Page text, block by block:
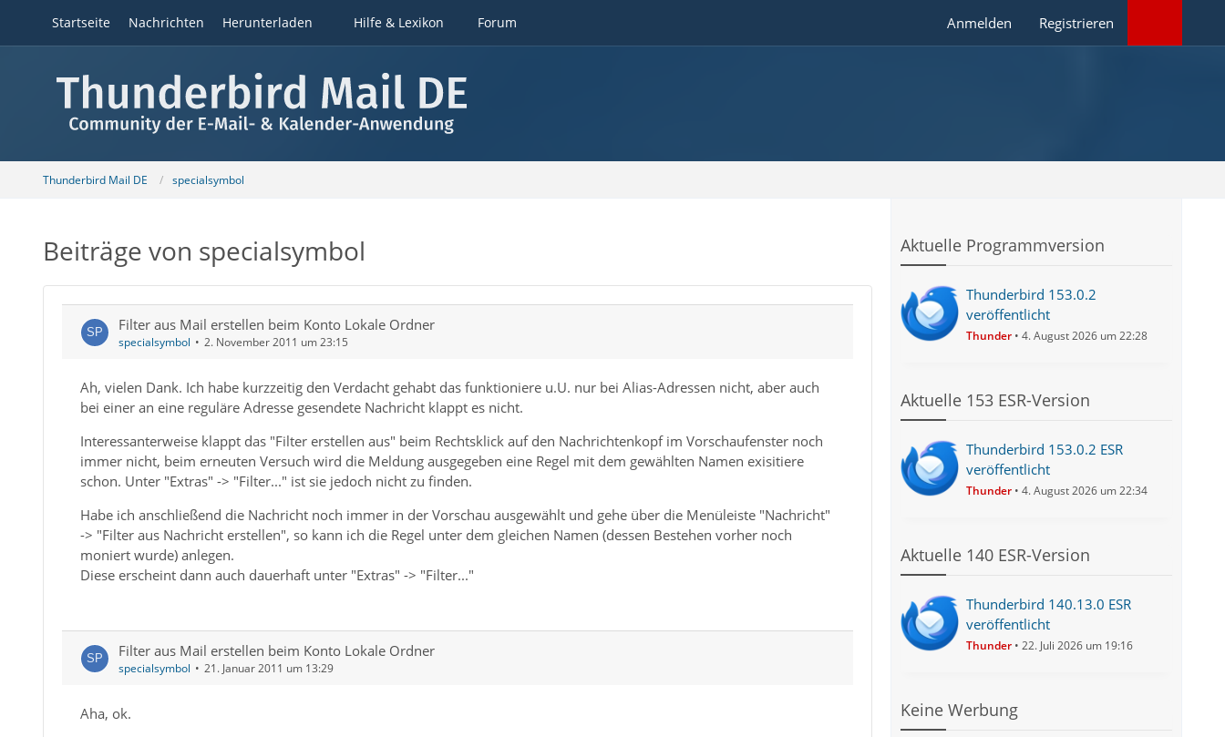
Startseite Nachrichten Herunterladen Hilfe & Lexikon Forum Anmelden Registrieren
Thunderbird Mail DE specialsymbol
Beiträge von specialsymbol
Filter aus Mail erstellen beim Konto Lokale Ordner
specialsymbol 2. November 2011 um 23:15
Ah, vielen Dank. Ich habe kurzzeitig den Verdacht gehabt das funktioniere u.U. nur bei Alias-Adressen nicht, aber auch
bei einer an eine reguläre Adresse gesendete Nachricht klappt es nicht.
Interessanterweise klappt das "Filter erstellen aus" beim Rechtsklick auf den Nachrichtenkopf im Vorschaufenster noch
immer nicht, beim erneuten Versuch wird die Meldung ausgegeben eine Regel mit dem gewählten Namen exisitiere
schon. Unter "Extras" -> "Filter..." ist sie jedoch nicht zu finden.
Habe ich anschließend die Nachricht noch immer in der Vorschau ausgewählt und gehe über die Menüleiste "Nachricht"
-> "Filter aus Nachricht erstellen", so kann ich die Regel unter dem gleichen Namen (dessen Bestehen vorher noch
moniert wurde) anlegen.
Diese erscheint dann auch dauerhaft unter "Extras" -> "Filter..."
Filter aus Mail erstellen beim Konto Lokale Ordner
specialsymbol 21. Januar 2011 um 13:29
Aha, ok.
Aktuelle Programmversion
Thunderbird 153.0.2
veröffentlicht
Thunder 4. August 2026 um 22:28
Aktuelle 153 ESR-Version
Thunderbird 153.0.2 ESR
veröffentlicht
Thunder 4. August 2026 um 22:34
Aktuelle 140 ESR-Version
Thunderbird 140.13.0 ESR
veröffentlicht
Thunder 22. Juli 2026 um 19:16
Keine Werbung